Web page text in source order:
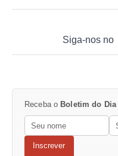
Siga-nos no
Receba o Boletim do Dia
Inscrever